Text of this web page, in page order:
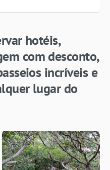
hotéis,
com desconto,
incríveis e
lugar do